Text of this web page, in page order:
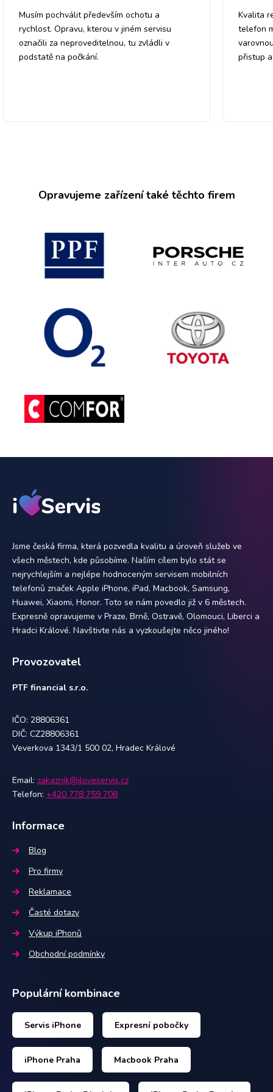
Musím pochválit především ochotu a
rychlost. Opravu, kterou v jiném servisu
označili za neproveditelnou, tu zvládli v
podstatě na počkání.
Kvalita
telefon
přistup
Opravujeme zařízení také těchto firem
Jsme česká firma, která pozvedla kvalitu a úroveň služeb ve
všech městech, kde působíme. Naším cílem bylo stát se
nejrychlejším a nejlépe hodnoceným servisem mobilních
telefonů značek Apple iPhone, iPad, Macbook, Samsung,
Huawei, Xiaomi, Honor. Toto se nám povedlo již v 6 městech.
Expresně opravujeme v Praze, Brně, Ostravě, Olomouci, Liberci a
Hradci Králové. Navštivte nás a vyzkoušejte něco jiného!
Provozovatel
PTF financial s.r.o.
IČO: 28806361
DIČ: CZ28806361
Veverkova 1343/1 500 02, Hradec Králové
Email: zakaznik@iloveservis.cz
Telefon: +420 778 759 708
Informace
Blog
Pro firmy
Reklamace
Časté dotazy
Výkup iPhonů
Obchodní podmínky
Populární kombinace
Servis iPhone Expresní pobočky
iPhone Praha Macbook Praha